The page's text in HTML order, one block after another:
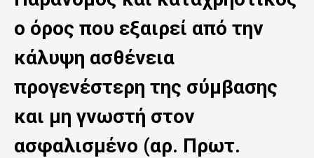
ο όρος που εξαιρεί από την
κάλυψη ασθένεια
προγενέστερη της σύμβασης
και μη γνωστή στον
ασφαλισμένο (αρ. Πρωτ.